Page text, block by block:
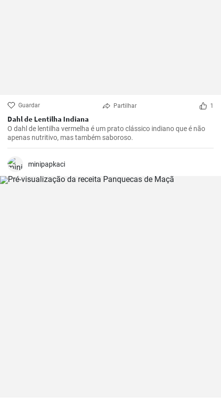
Guardar Partilhar 1
Dahl de Lentilha Indiana
O dahl de lentilha vermelha é um prato clássico indiano que é não
apenas nutritivo, mas também saboroso.
minipapkaci